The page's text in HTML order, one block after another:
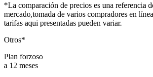
*La comparación de precios es una referencia
mercado,tomada de varios compradores en
tarifas aqui presentadas pueden variar.
Otros*
Plan forzoso
a 12 meses